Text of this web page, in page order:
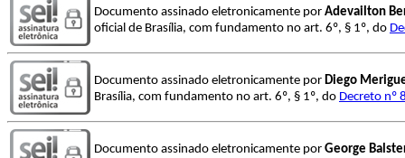
Documento assinado eletronicamente por Adevailton
oficial de Brasília, com fundamento no art. 6º, § 1º, do
Documento assinado eletronicamente por Diego
Brasília, com fundamento no art. 6º, § 1º, do Decreto nº
Documento assinado eletronicamente por George